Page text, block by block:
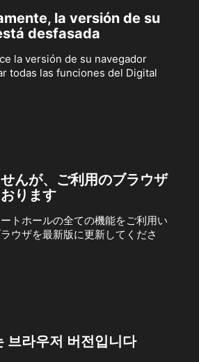
la versión de su
desfasada
la versión de su navegador
todas las funciones del Digital
んが、ご利用のブラウザ
ります
トホールの全ての機能をご利用い
ウザを最新版に更新してくださ
브라우저 버전입니다